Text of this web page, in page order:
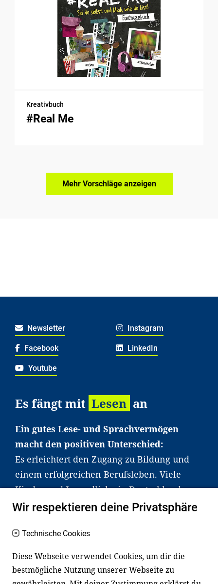
Kreativbuch
#Real Me
Mehr Vorschläge anzeigen
Newsletter Instagram
Facebook LinkedIn
Youtube
Es fängt mit Lesen an
Ein gutes Lese- und Sprachvermögen
macht den positiven Unterschied:
Es erleichtert den Zugang zu Bildung und
einem erfolgreichen Berufsleben. Viele
Kinder und Jugendliche in Deutschland
haben aber große Schwierigkeiten dabei.
an Familien sowie an Erzieher*innen,
Lehrer*innen und andere
Fachexpert*innen. Dafür arbeiten wir eng
mit Ministerien, wissenschaftlichen
Wir respektieren deine Privatsphäre
Technische Cookies
Diese Webseite verwendet Cookies, um dir die
bestmögliche Nutzung unserer Webseite zu